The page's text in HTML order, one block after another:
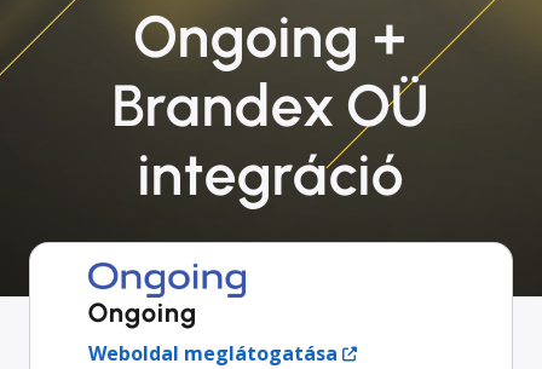
Ongoing +
Brandex OÜ
integráció
Ongoing
Weboldal meglátogatása